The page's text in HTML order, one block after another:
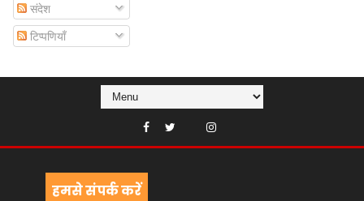
संदेश
टिप्पणियाँ
हमसे संपर्क करें